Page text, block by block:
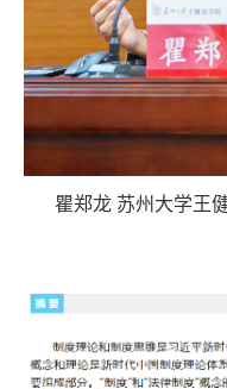
瞿郑龙 苏州大学王